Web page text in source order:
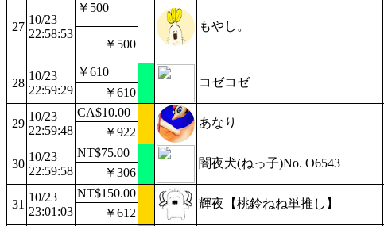
27
10/23
22:58:53
￥500
もやし。
￥500
28
10/23
22:59:29
￥610
コゼコゼ
￥610
29
10/23
22:59:48
CA$10.00
あなり
￥922
30
10/23
22:59:58
NT$75.00
闇夜犬(ねっ子)No. O6543
￥306
31
10/23
23:01:03
NT$150.00
輝夜【桃鈴ねね単推し】
￥612